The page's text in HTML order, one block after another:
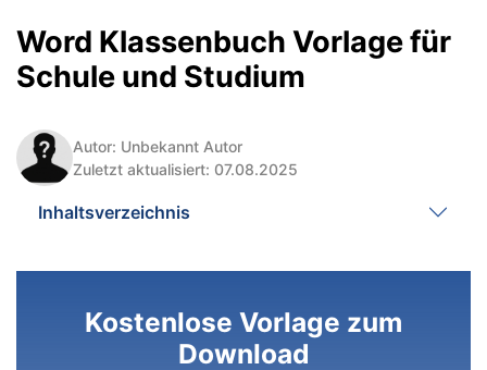
Word Klassenbuch Vorlage für
Schule und Studium
Autor: Unbekannt Autor
Zuletzt aktualisiert: 07.08.2025
Inhaltsverzeichnis
Kostenlose Vorlage zum
Download